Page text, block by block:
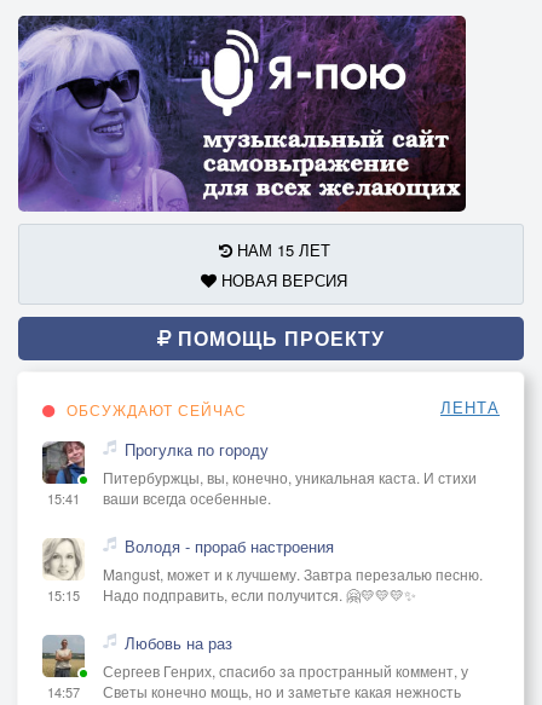
НАМ 15 ЛЕТ
НОВАЯ ВЕРСИЯ
ПОМОЩЬ ПРОЕКТУ
ОБСУЖДАЮТ СЕЙЧАС ЛЕНТА
15:41
Прогулка по городу
Питербуржцы, вы, конечно, уникальная каста. И стихи
ваши всегда осебенные.
15:15
Володя - прораб настроения
Mangust, может и к лучшему. Завтра перезалью песню.
Надо подправить, если получится. 🤗💛💛💛✨
14:57
Любовь на раз
Сергеев Генрих, спасибо за пространный коммент, у
Светы конечно мощь, но и заметьте какая нежность